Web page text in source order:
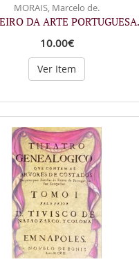
MORAIS, Marcelo de.
DA ARTE PORTUGUESA.
10.00€
Ver Item